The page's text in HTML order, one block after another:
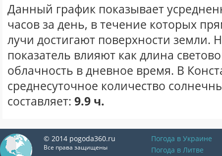
Данный график показывает
часов за день, в течение которых
лучи достигают поверхности земли.
показатель влияют как длина
облачность в дневное время. В
среднесуточное количество
составляет: 9.9 ч.
© 2014 pogoda360.ru
Все права защищены
Погода в Украине
Погода в Литве